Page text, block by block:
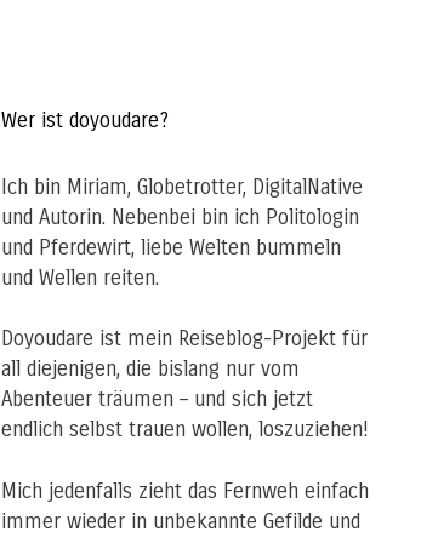
Wer ist doyoudare?
Ich bin Miriam, Globetrotter, DigitalNative
und Autorin. Nebenbei bin ich Politologin
und Pferdewirt, liebe Welten bummeln
und Wellen reiten.
Doyoudare ist mein Reiseblog-Projekt für
all diejenigen, die bislang nur vom
Abenteuer träumen – und sich jetzt
endlich selbst trauen wollen, loszuziehen!
Mich jedenfalls zieht das Fernweh einfach
immer wieder in unbekannte Gefilde und